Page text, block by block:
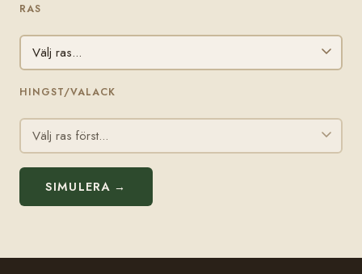
RAS
HINGST/VALACK
SIMULERA →